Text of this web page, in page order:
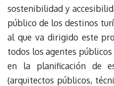
sostenibilidad y
público de los destinos
al que va dirigido este
todos los agentes
en la planificación de
(arquitectos públicos,